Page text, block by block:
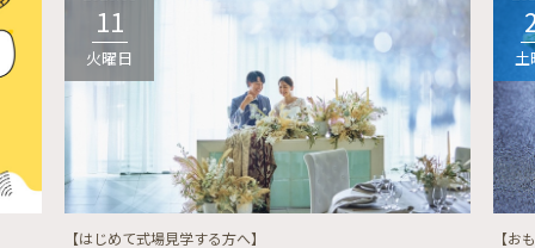
11
火曜日
【はじめて式場見学する方へ】
土
【お